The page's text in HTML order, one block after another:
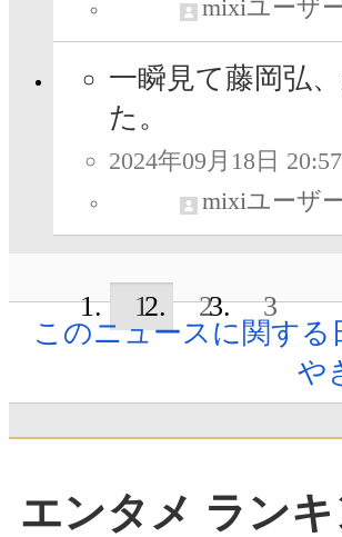
mixiユーザ
一瞬見て藤岡弘
た。
2024年09月18日 20:57
mixiユーザ
1 2 3
このニュースに関する
や
エンタメ ラン